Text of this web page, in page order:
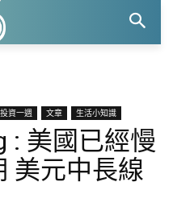
投資一週 文章 生活小知識
: 美國已經慢
美元中長線